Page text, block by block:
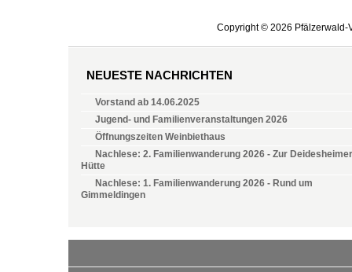
Copyright © 2026 Pfälzerwald-
NEUESTE NACHRICHTEN
Vorstand ab 14.06.2025
Jugend- und Familienveranstaltungen 2026
Öffnungszeiten Weinbiethaus
Nachlese: 2. Familienwanderung 2026 - Zur Deidesheimer
Hütte
Nachlese: 1. Familienwanderung 2026 - Rund um
Gimmeldingen